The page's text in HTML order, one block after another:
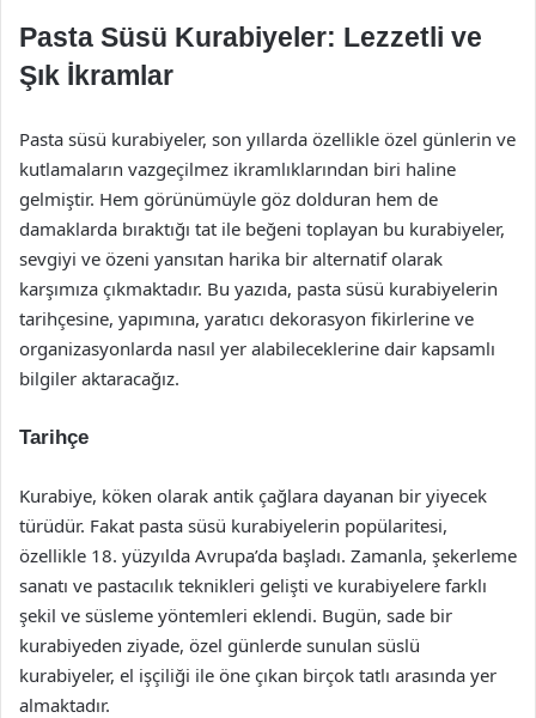
Pasta Süsü Kurabiyeler: Lezzetli ve
Şık İkramlar
Pasta süsü kurabiyeler, son yıllarda özellikle özel günlerin ve
kutlamaların vazgeçilmez ikramlıklarından biri haline
gelmiştir. Hem görünümüyle göz dolduran hem de
damaklarda bıraktığı tat ile beğeni toplayan bu kurabiyeler,
sevgiyi ve özeni yansıtan harika bir alternatif olarak
karşımıza çıkmaktadır. Bu yazıda, pasta süsü kurabiyelerin
tarihçesine, yapımına, yaratıcı dekorasyon fikirlerine ve
organizasyonlarda nasıl yer alabileceklerine dair kapsamlı
bilgiler aktaracağız.
Tarihçe
Kurabiye, köken olarak antik çağlara dayanan bir yiyecek
türüdür. Fakat pasta süsü kurabiyelerin popülaritesi,
özellikle 18. yüzyılda Avrupa’da başladı. Zamanla, şekerleme
sanatı ve pastacılık teknikleri gelişti ve kurabiyelere farklı
şekil ve süsleme yöntemleri eklendi. Bugün, sade bir
kurabiyeden ziyade, özel günlerde sunulan süslü
kurabiyeler, el işçiliği ile öne çıkan birçok tatlı arasında yer
almaktadır.